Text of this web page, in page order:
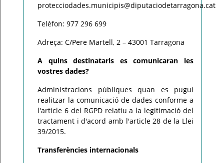
protecciodades.municipis@diputaciodetarragona.cat
Telèfon: 977 296 699
Adreça: C/Pere Martell, 2 – 43001 Tarragona
A quins destinataris es comunicaran les
vostres dades?
Administracions públiques quan es pugui
realitzar la comunicació de dades conforme a
l'article 6 del RGPD relatiu a la legitimació del
tractament i d'acord amb l'article 28 de la Llei
39/2015.
Transferències internacionals